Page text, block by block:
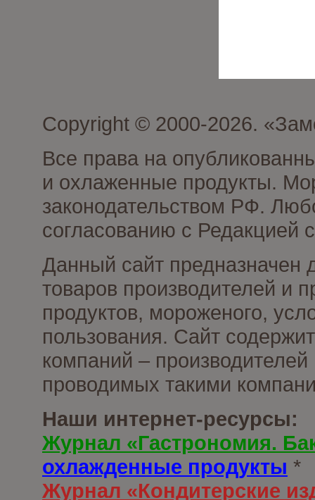
Copyright © 2000-2026.
Все права на
и охлаженные продукты.
законодательством РФ.
согласованию с Редакцией
Данный сайт предназначен
товаров производителей и
продуктов, мороженого,
пользования. Сайт
компаний –
проводимых такими
Наши интернет-ресурсы:
Журнал «Гастрономия.
охлажденные продукты *
Журнал «Кондитерские